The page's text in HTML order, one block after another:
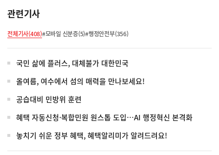
관련기사
전체기사(408)#모바일 신분증(5)#행정안전부(356)
국민 삶에 플러스, 대체불가 대한민국
올여름, 여수에서 섬의 매력을 만나보세요!
공습대비 민방위 훈련
혜택 자동신청·복합민원 원스톱 도입…AI 행정혁신 본격화
놓치기 쉬운 정부 혜택, 혜택알리미가 알려드려요!